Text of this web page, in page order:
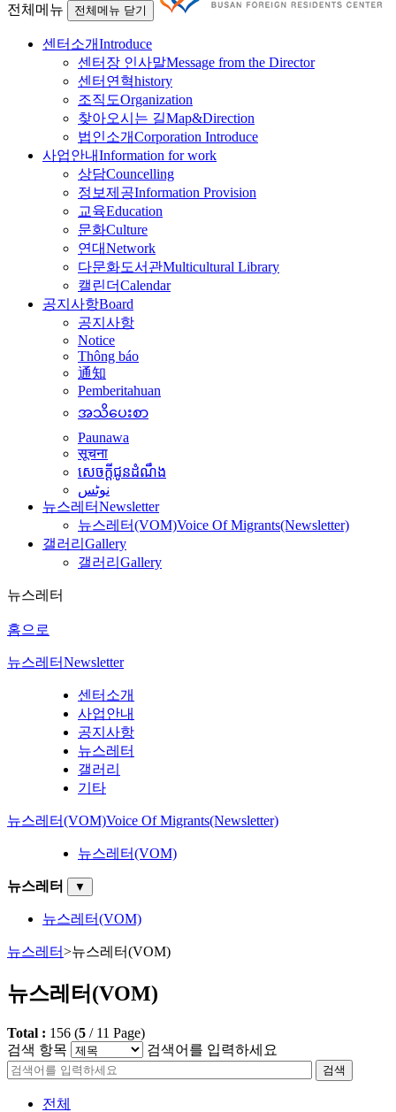
전체메뉴 전체메뉴 닫기
센터소개Introduce
센터장 인사말Message from the Director
센터연혁history
조직도Organization
찾아오시는 길Map&Direction
법인소개Corporation Introduce
사업안내Information for work
상담Councelling
정보제공Information Provision
교육Education
문화Culture
연대Network
다문화도서관Multicultural Library
캘린더Calendar
공지사항Board
공지사항
Notice
Thông báo
通知
Pemberitahuan
အသိပေးစာ
Paunawa
सूचना
សេចក្តីជូនដំណឹង
نوٹس
뉴스레터Newsletter
뉴스레터(VOM)Voice Of Migrants(Newsletter)
갤러리 Gallery
갤러리 Gallery
뉴스레터
홈으로
뉴스레터Newsletter
센터소개
사업안내
공지사항
뉴스레터
갤러리
기타
뉴스레터(VOM)Voice Of Migrants(Newsletter)
뉴스레터(VOM)
뉴스레터 ▼
뉴스레터(VOM)
뉴스레터>뉴스레터(VOM)
뉴스레터(VOM)
Total : 156 (5 / 11 Page)
검색 항목
검색어를 입력하세요
검색
전체